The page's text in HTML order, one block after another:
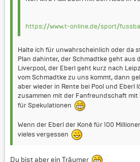
https://www.t-online.de/sport/
Halte ich für unwahrscheinlich oder da
Plan dahinter, der Schmadtke geht aus
Liverpool, der Eberl geht kurz nach
vom Schmadtke zu uns kommt, dann
aber wieder in Rente bei Pool und Eberl
zusammen mit der Fanfreundschaft mit
für Spekulationen
Wenn der Eberl der Konè für 100
vieles vergessen
Du bist aber ein Träumer